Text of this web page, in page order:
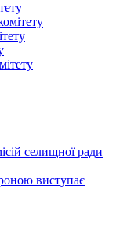
селищної ради
виступає